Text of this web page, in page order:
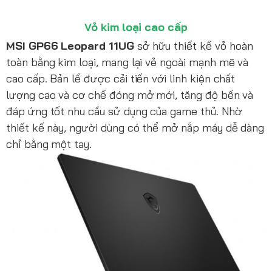
Vỏ kim loại cao cấp
MSI GP66 Leopard 11UGsở hữu thiết kế vỏ hoàn
toàn bằng kim loại, mang lại vẻ ngoài mạnh mẽ và
cao cấp. Bản lề được cải tiến với linh kiện chất
lượng cao và cơ chế đóng mở mới, tăng độ bền và
đáp ứng tốt nhu cầu sử dụng của game thủ. Nhờ
thiết kế này, người dùng có thể mở nắp máy dễ dàng
chỉ bằng một tay.